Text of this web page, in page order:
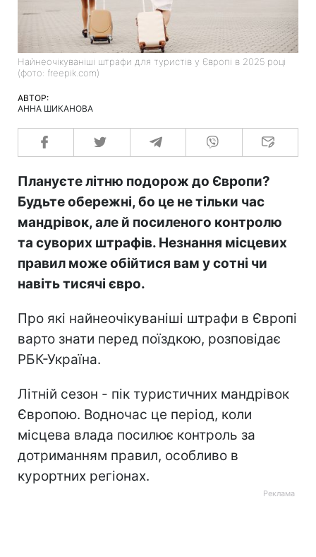
Найнеочікуваніші штрафи для туристів у Європі в 2025 році
(фото: freepik.com)
АВТОР:
АННА ШИКАНОВА
Плануєте літню подорож до Європи?
Будьте обережні, бо це не тільки час
мандрівок, але й посиленого контролю
та суворих штрафів. Незнання місцевих
правил може обійтися вам у сотні чи
навіть тисячі євро.
Про які найнеочікуваніші штрафи в Європі
варто знати перед поїздкою, розповідає
РБК-Україна.
Літній сезон - пік туристичних мандрівок
Європою. Водночас це період, коли
місцева влада посилює контроль за
дотриманням правил, особливо в
курортних регіонах.